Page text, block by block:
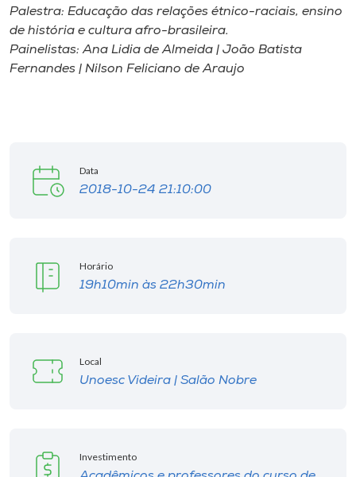
A+
A-
Palestra: Educação das relações étnico-raciais, ensino
de história e cultura afro-brasileira.
Painelistas: Ana Lidia de Almeida | João Batista
Fernandes | Nilson Feliciano de Araujo
Data
2018-10-24 21:10:00
Horário
19h10min às 22h30min
Local
Unoesc Videira | Salão Nobre
Investimento